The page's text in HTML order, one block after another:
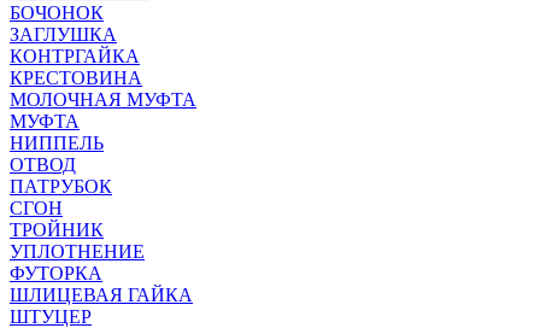
БОЧОНОК
ЗАГЛУШКА
КОНТРГАЙКА
КРЕСТОВИНА
МОЛОЧНАЯ МУФТА
МУФТА
НИППЕЛЬ
ОТВОД
ПАТРУБОК
СГОН
ТРОЙНИК
УПЛОТНЕНИЕ
ФУТОРКА
ШЛИЦЕВАЯ ГАЙКА
ШТУЦЕР